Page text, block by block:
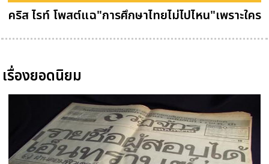
คริส ไรท์ โพสต์แฉ"การศึกษาไทยไม่ไปไหน"เพราะใคร
เรื่องยอดนิยม